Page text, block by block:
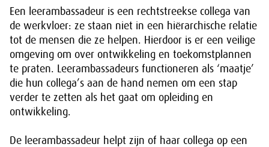
Een leerambassadeur is een rechtstreekse collega van
de werkvloer: ze staan niet in een hiërarchische relatie
tot de mensen die ze helpen. Hierdoor is er een veilige
omgeving om over ontwikkeling en toekomstplannen
te praten. Leerambassadeurs functioneren als ‘maatje’
die hun collega’s aan de hand nemen om een stap
verder te zetten als het gaat om opleiding en
ontwikkeling.
De leerambassadeur helpt zijn of haar collega op een